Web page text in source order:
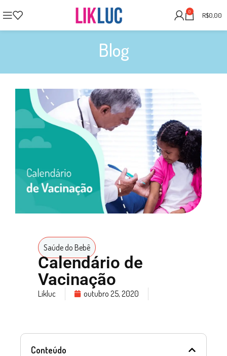
0 R$0,00
Blog
Saúde do Bebê
Calendário de
Vacinação
Likluc outubro 25, 2020
Conteúdo